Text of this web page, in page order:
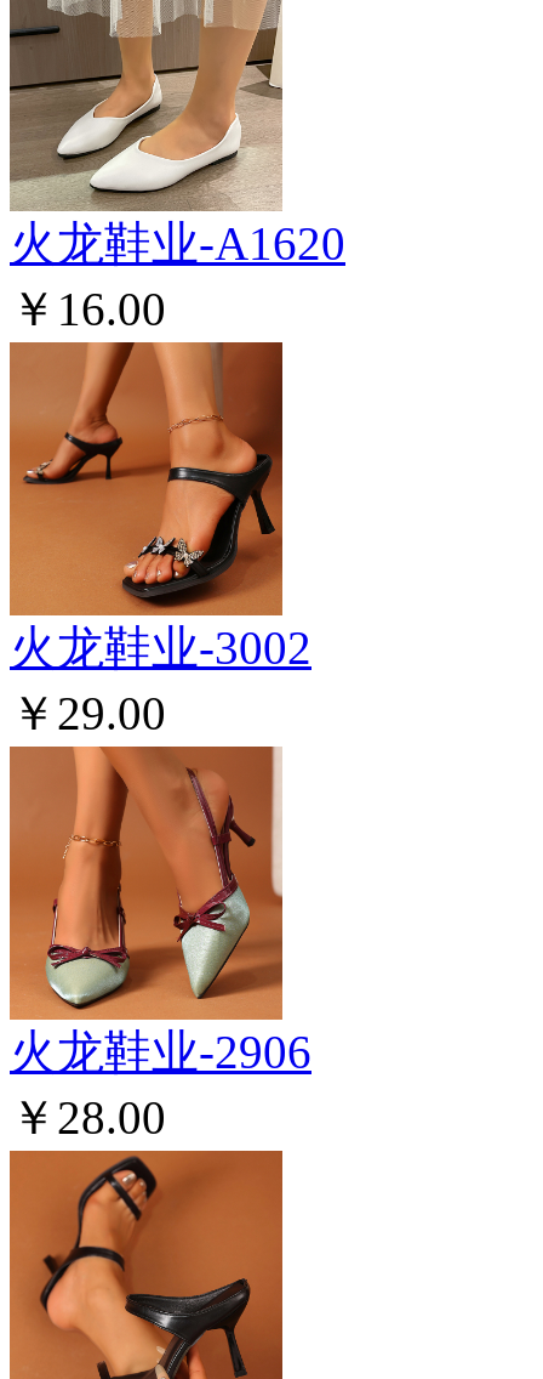
火龙鞋业-A1620
￥16.00
火龙鞋业-3002
￥29.00
火龙鞋业-2906
￥28.00